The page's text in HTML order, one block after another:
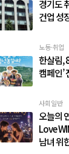
경기도
건업 성
노동·취업
한살림,
캠페인’
사회일반
오늘의
Love
남녀 위